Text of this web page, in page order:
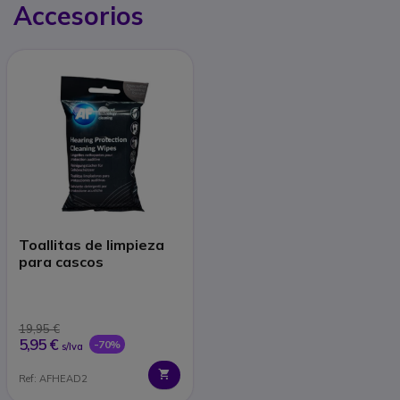
Accesorios
Toallitas de limpieza
para cascos
19,95 €
5,95 € s/Iva -70%
Ref: AFHEAD2